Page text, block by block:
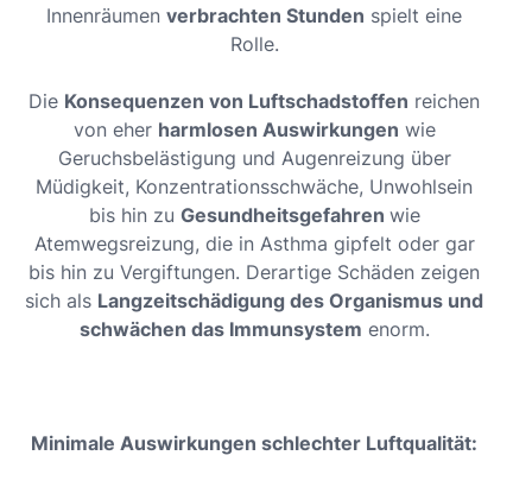
Innenräumen verbrachten Stunden spielt eine
Rolle.
Die Konsequenzen von Luftschadstoffen reichen
von eher harmlosen Auswirkungen wie
Geruchsbelästigung und Augenreizung über
Müdigkeit, Konzentrationsschwäche, Unwohlsein
bis hin zu Gesundheitsgefahren wie
Atemwegsreizung, die in Asthma gipfelt oder gar
bis hin zu Vergiftungen. Derartige Schäden zeigen
sich als Langzeitschädigung des Organismus und
schwächen das Immunsystem enorm.
Minimale Auswirkungen schlechter Luftqualität: